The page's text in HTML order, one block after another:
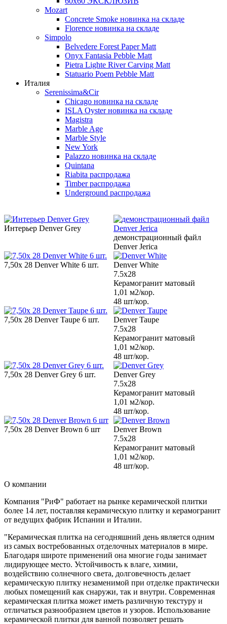
Mozart
Concrete Smoke новинка на складе
Florence новинка на складе
Simpolo
Belvedere Forest Paper Matt
Onyx Fantasia Pebble Matt
Pietra Lighte River Carving Matt
Statuario Poem Pebble Matt
Италия
Serenissima&Cir
Chicago новинка на складе
ISLA Oyster новинка на складе
Magistra
Marble Age
Marble Style
New York
Palazzo новинка на складе
Quintana
Riabita распродажа
Timber распродажа
Underground распродажа
Интерьер Denver Grey
демонстрационный файл
Denver Jerica
7,50х 28 Denver White 6 шт.
Denver White
7.5x28
Керамогранит матовый
1,01 м2/кор.
48 шт/кор.
7,50х 28 Denver Taupe 6 шт.
Denver Taupe
7.5x28
Керамогранит матовый
1,01 м2/кор.
48 шт/кор.
7,50х 28 Denver Grey 6 шт.
Denver Grey
7.5x28
Керамогранит матовый
1,01 м2/кор.
48 шт/кор.
7,50х 28 Denver Brown 6 шт
Denver Brown
7.5x28
Керамогранит матовый
1,01 м2/кор.
48 шт/кор.
О компании
Компания "РиФ" работает на рынке керамической плитки
более 14 лет, поставляя керамическую плитку и керамогранит
от ведущих фабрик Испании и Италии.
"Керамическая плитка на сегодняшний день является одним
из самых востребованных отделочных материалов в мире.
Благодаря широте применений она многие годы занимает
лидирующее место. Устойчивость к влаге, химии,
воздействию солнечного света, долговечность делает
керамическую плитку незаменимой при отделке практически
любых помещений как снаружи, так и внутри. Современная
керамическая плитка может иметь различную текстуру и
отличаться разнообразием цветов и узоров. Использование
керамической плитки для ванной позволяет решать